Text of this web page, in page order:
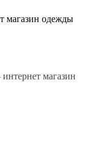
магазин одежды
магазин